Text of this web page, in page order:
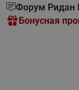
Форум Ридан
Бонусная